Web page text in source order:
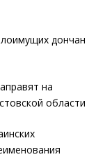
дончан
на
области